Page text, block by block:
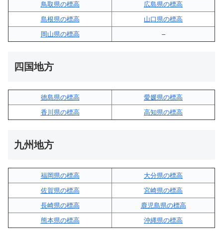
鳥取県の標高
広島県の標高
島根県の標高
山口県の標高
岡山県の標高
–
四国地方
徳島県の標高
愛媛県の標高
香川県の標高
高知県の標高
九州地方
福岡県の標高
大分県の標高
佐賀県の標高
宮崎県の標高
長崎県の標高
鹿児島県の標高
熊本県の標高
沖縄県の標高